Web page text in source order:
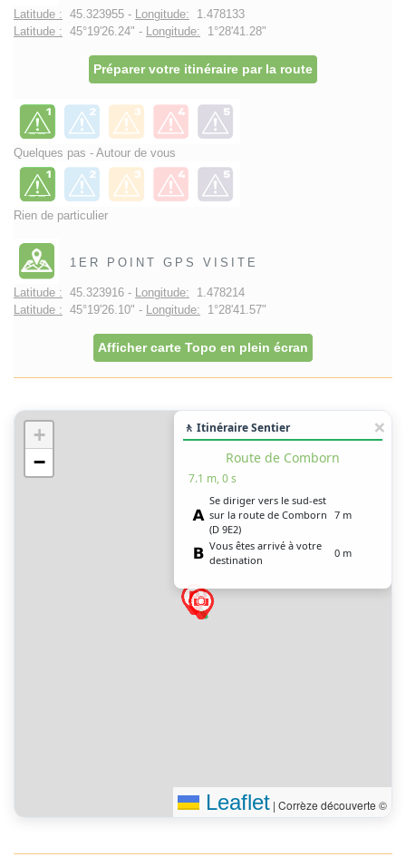
Latitude : 45.323955 - Longitude: 1.478133
Latitude : 45°19'26.24" - Longitude: 1°28'41.28"
Préparer votre itinéraire par la route
Quelques pas - Autour de vous
Rien de particulier
1ER POINT GPS VISITE
Latitude : 45.323916 - Longitude: 1.478214
Latitude : 45°19'26.10" - Longitude: 1°28'41.57"
Afficher carte Topo en plein écran
+
−
🚶 Itinéraire Sentier
Route de Comborn
7.1 m, 0 s
Se diriger vers le sud-est
sur la route de Comborn
(D 9E2)
7 m
Vous êtes arrivé à votre
destination
0 m
Leaflet | Corrèze découverte ©